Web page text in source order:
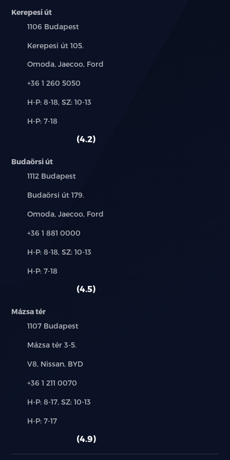
Középső konzol világítás
LED olvasólámpák hátul
4 elektromos ablakemelő; vezetőoldalon
Első napellenzők megvilágított tükörrel
Padlópolc a csomagtartóban
Ülésfűtés a hátsó sorban
12 V-os csatlakozó
15.6 colos érintőképernyő
DAB és FM rádió
8 hangszórós audió
Intelligens hangvezérlés: "Hi, BYD"
Kerepesi út
Település:
1106 Budapest
Cím:
Kerepesi út 105.
Márkák:
Omoda, Jaecoo, Ford
Telefon:
+36 1 260 5050
Új-
használt
H-P: 8-18, SZ: 10-13
Alkatrész,
H-P: 7-18
4.2
Budaörsi út
Település:
1112 Budapest
Cím:
Budaörsi út 179.
Márkák:
Omoda, Jaecoo, Ford
Telefon:
+36 1 881 0000
Új-
használt
H-P: 8-18, SZ: 10-13
Alkatrész,
H-P: 7-18
4.5
Mázsa tér
Település:
1107 Budapest
Cím:
Mázsa tér 3-5.
Márkák:
V8, Nissan, BYD
Telefon:
+36 1 211 0070
Új-
használt
H-P: 8-17, SZ: 10-13
Alkatrész,
H-P: 7-17
4.9